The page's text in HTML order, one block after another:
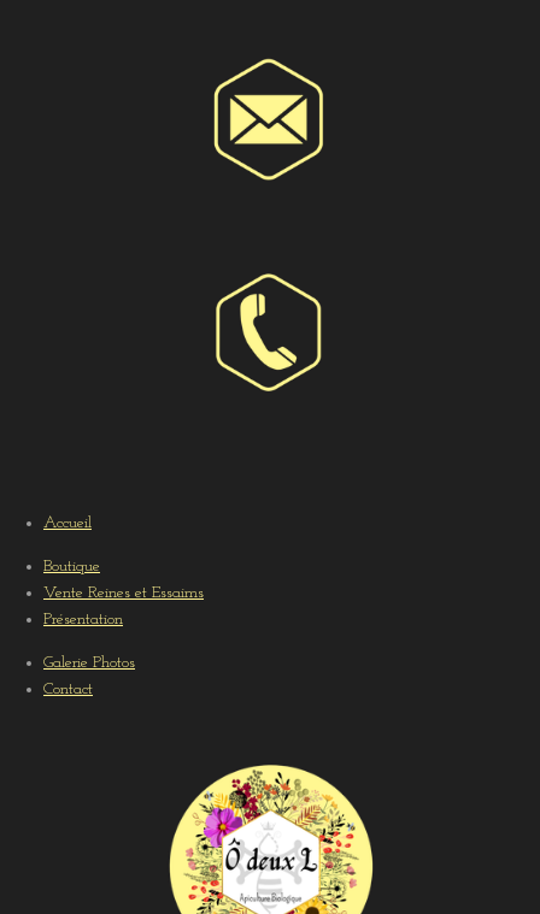
Accueil
Boutique
Vente Reines et Essaims
Présentation
Galerie Photos
Contact